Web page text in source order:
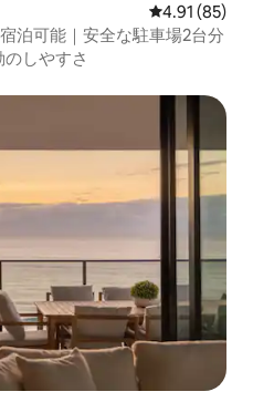
レビュー85
4.91 (85)
泊可能｜安全な駐車場2台分
しやすさ